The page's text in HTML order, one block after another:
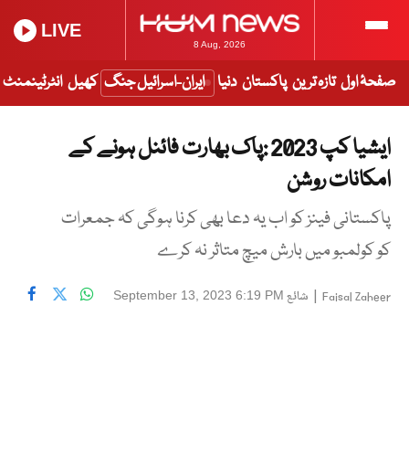
8 Aug, 2026
LIVE
صفحۂ اول تازہ ترین پاکستان دنیا ایران-اسرائیل جنگ کھیل انٹرٹینمنٹ
ایشیا کپ 2023 :پاک بھارت فائنل ہونے کے
امکانات روشن
پاکستانی فینز کو اب یہ دعا بھی کرنا ہوگی کہ جمعرات
کو کولمبو میں بارش میچ متاثر نہ کرے
Faisal Zaheer
| شائع September 13, 2023 6:19 PM